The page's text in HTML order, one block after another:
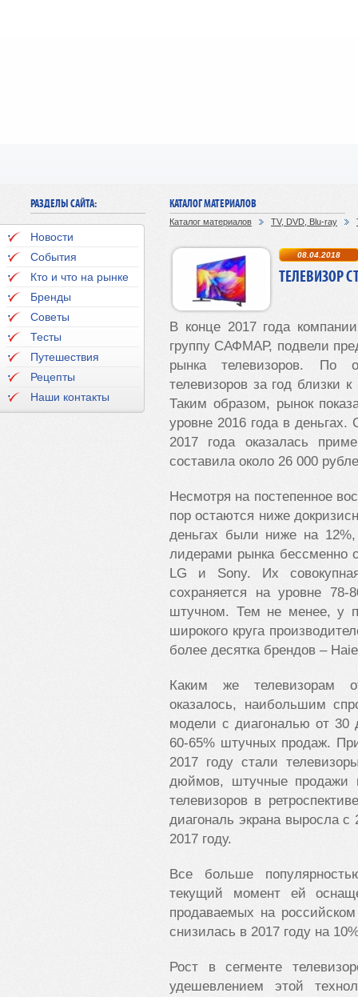
РАЗДЕЛЫ САЙТА:
Новости
События
Кто и что на рынке
Бренды
Советы
Тесты
Путешествия
Рецепты
Наши контакты
КАТАЛОГ МАТЕРИАЛОВ
Каталог материалов TV, DVD, Blu-ray
08.04.2018
ТЕЛЕВИЗОР
В конце 2017 года
группу САФМАР, подвели
рынка телевизоров. По
телевизоров за год
Таким образом, рынок
уровне 2016 года в
2017 года оказалась
составила около 26 000
Несмотря на постепенное
пор остаются ниже
деньгах были ниже на
лидерами рынка бессменно
LG и Sony. Их
сохраняется на уровне
штучном. Тем не менее, у
широкого круга
более десятка брендов –
Каким же телевизорам
оказалось, наибольшим
модели с диагональю от 30
60-65% штучных продаж.
2017 году стали
дюймов, штучные продажи
телевизоров в
диагональ экрана выросла
2017 году.
Все больше
текущий момент ей
продаваемых на
снизилась в 2017 году на
Рост в сегменте
удешевлением этой